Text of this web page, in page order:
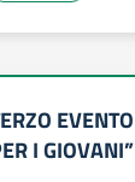
I GIOVANI”